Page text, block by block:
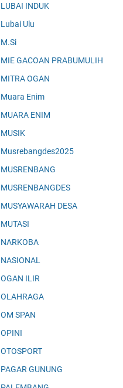
LUBAI INDUK
Lubai Ulu
M.Si
MIE GACOAN PRABUMULIH
MITRA OGAN
Muara Enim
MUARA ENIM
MUSIK
Musrebangdes2025
MUSRENBANG
MUSRENBANGDES
MUSYAWARAH DESA
MUTASI
NARKOBA
NASIONAL
OGAN ILIR
OLAHRAGA
OM SPAN
OPINI
OTOSPORT
PAGAR GUNUNG